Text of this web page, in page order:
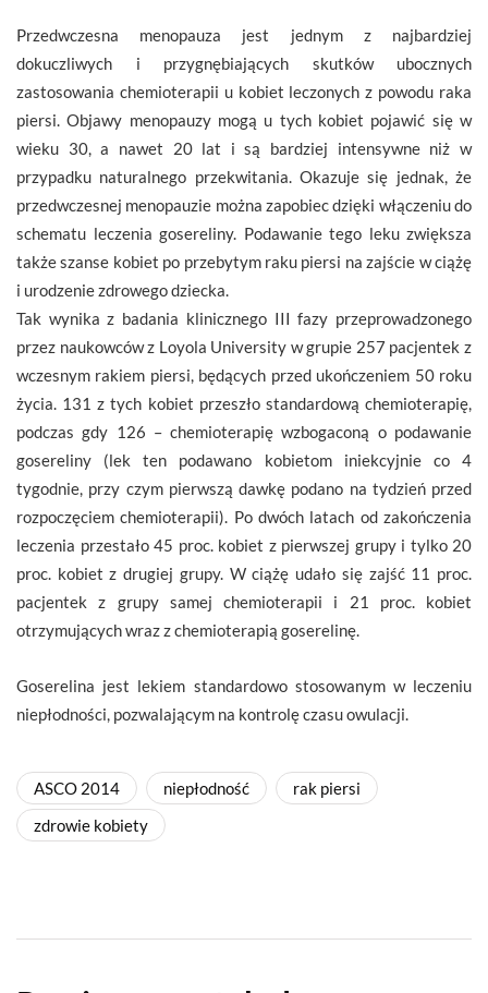
Przedwczesna menopauza jest jednym z najbardziej
dokuczliwych i przygnębiających skutków ubocznych
zastosowania chemioterapii u kobiet leczonych z powodu raka
piersi. Objawy menopauzy mogą u tych kobiet pojawić się w
wieku 30, a nawet 20 lat i są bardziej intensywne niż w
przypadku naturalnego przekwitania. Okazuje się jednak, że
przedwczesnej menopauzie można zapobiec dzięki włączeniu do
schematu leczenia gosereliny. Podawanie tego leku zwiększa
także szanse kobiet po przebytym raku piersi na zajście w ciążę
i urodzenie zdrowego dziecka.
Tak wynika z badania klinicznego III fazy przeprowadzonego
przez naukowców z Loyola University w grupie 257 pacjentek z
wczesnym rakiem piersi, będących przed ukończeniem 50 roku
życia. 131 z tych kobiet przeszło standardową chemioterapię,
podczas gdy 126 – chemioterapię wzbogaconą o podawanie
gosereliny (lek ten podawano kobietom iniekcyjnie co 4
tygodnie, przy czym pierwszą dawkę podano na tydzień przed
rozpoczęciem chemioterapii). Po dwóch latach od zakończenia
leczenia przestało 45 proc. kobiet z pierwszej grupy i tylko 20
proc. kobiet z drugiej grupy. W ciążę udało się zajść 11 proc.
pacjentek z grupy samej chemioterapii i 21 proc. kobiet
otrzymujących wraz z chemioterapią goserelinę.
Goserelina jest lekiem standardowo stosowanym w leczeniu
niepłodności, pozwalającym na kontrolę czasu owulacji.
ASCO 2014 niepłodność
rak piersi
zdrowie kobiety